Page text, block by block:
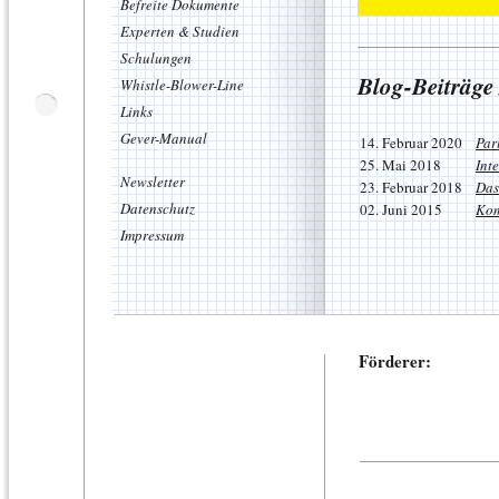
Befreite Dokumente
Experten & Studien
Schulungen
Whistle-Blower-Line
Links
Gever-Manual
Newsletter
Datenschutz
Impressum
Blog-
14. Februar 2020
25. Mai 2018
23. Februar 2018
02. Juni 2015
Förderer: